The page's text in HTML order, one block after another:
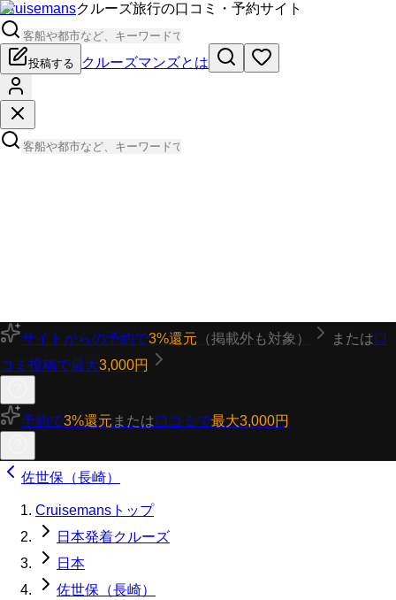
Cruisemansクルーズ旅行の口コミ・予約サイト
投稿する クルーズマンズとは
サイトからの予約で3%還元 （掲載外も対象） または口
コミ投稿で最大3,000円
予約で3%還元 または口コミで最大3,000円
佐世保（長崎）
Cruisemansトップ
日本発着クルーズ
日本
佐世保（長崎）